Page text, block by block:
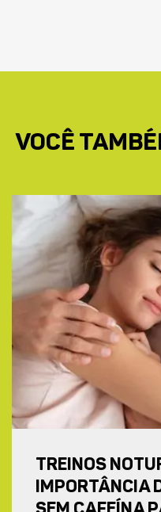
VOCÊ
TREINOS
IMPORTÂNCIA